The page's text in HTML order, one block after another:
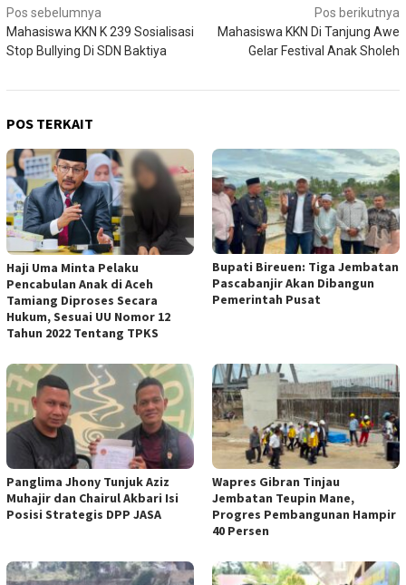
Navigasi
pos
Pos sebelumnya
Mahasiswa KKN K 239 Sosialisasi
Stop Bullying Di SDN Baktiya
Pos berikutnya
Mahasiswa KKN Di Tanjung Awe
Gelar Festival Anak Sholeh
POS TERKAIT
Haji Uma Minta Pelaku
Pencabulan Anak di Aceh
Tamiang Diproses Secara
Hukum, Sesuai UU Nomor 12
Tahun 2022 Tentang TPKS
Bupati Bireuen: Tiga Jembatan
Pascabanjir Akan Dibangun
Pemerintah Pusat
Panglima Jhony Tunjuk Aziz
Muhajir dan Chairul Akbari Isi
Posisi Strategis DPP JASA
Wapres Gibran Tinjau
Jembatan Teupin Mane,
Progres Pembangunan Hampir
40 Persen